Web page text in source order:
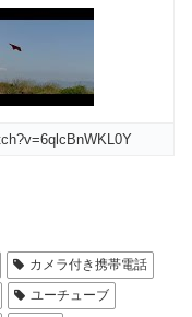
カメラ付き携帯電話
ユーチューブ